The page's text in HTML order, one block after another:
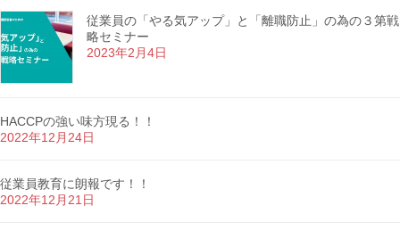
従業員の「やる気アップ」と「離職防止」の為の３第戦
略セミナー
2023年2月4日
HACCPの強い味方現る！！
2022年12月24日
従業員教育に朗報です！！
2022年12月21日